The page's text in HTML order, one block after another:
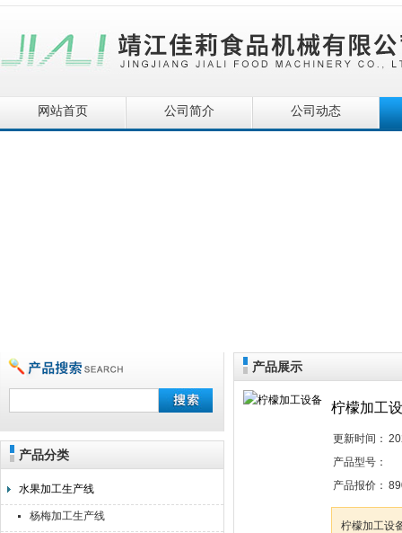
靖江佳莉食品机械有限公司
网站首页 公司简介 公司动态
产品分类
水果加工生产线
杨梅加工生产线
产品展示
柠檬加工
更新时间：
产品型号：
产品报价：
柠檬加工设